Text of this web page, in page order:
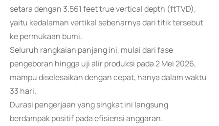
setara dengan 3.561 feet true vertical depth (ftTVD),
yaitu kedalaman vertikal sebenarnya dari titik tersebut
ke permukaan bumi.
Seluruh rangkaian panjang ini, mulai dari fase
pengeboran hingga uji alir produksi pada 2 Mei 2026,
mampu diselesaikan dengan cepat, hanya dalam waktu
33 hari.
Durasi pengerjaan yang singkat ini langsung
berdampak positif pada efisiensi anggaran.